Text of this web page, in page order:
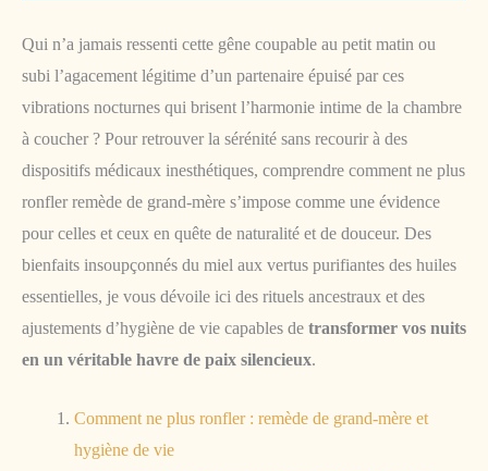
Qui n’a jamais ressenti cette gêne coupable au petit matin ou
subi l’agacement légitime d’un partenaire épuisé par ces
vibrations nocturnes qui brisent l’harmonie intime de la chambre
à coucher ? Pour retrouver la sérénité sans recourir à des
dispositifs médicaux inesthétiques, comprendre comment ne plus
ronfler remède de grand-mère s’impose comme une évidence
pour celles et ceux en quête de naturalité et de douceur. Des
bienfaits insoupçonnés du miel aux vertus purifiantes des huiles
essentielles, je vous dévoile ici des rituels ancestraux et des
ajustements d’hygiène de vie capables de transformer vos nuits
en un véritable havre de paix silencieux.
Comment ne plus ronfler : remède de grand-mère et
hygiène de vie